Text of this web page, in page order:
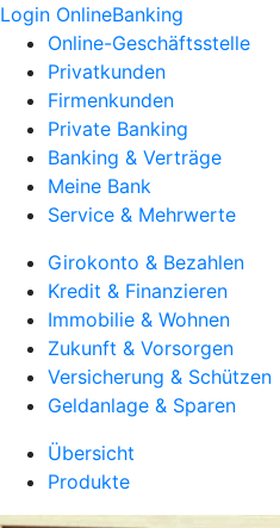
Login OnlineBanking
Online-Geschäftsstelle
Privatkunden
Firmenkunden
Private Banking
Banking & Verträge
Meine Bank
Service & Mehrwerte
Girokonto & Bezahlen
Kredit & Finanzieren
Immobilie & Wohnen
Zukunft & Vorsorgen
Versicherung & Schützen
Geldanlage & Sparen
Übersicht
Produkte